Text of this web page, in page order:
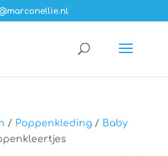
/ Poppenkleding/ Baby